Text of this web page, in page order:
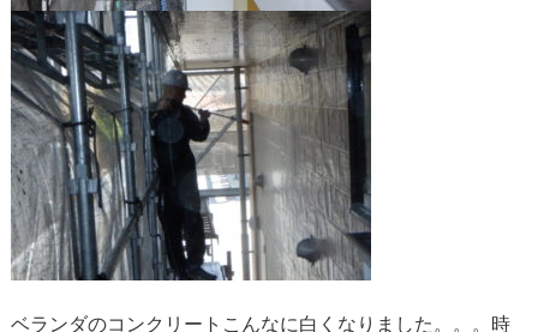
ベランダのコンクリートこんなに白くなりました。。。時